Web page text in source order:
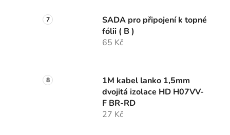
SADA pro připojení k topné
fólii ( B )
65 Kč
1M kabel lanko 1,5mm
dvojitá izolace HD H07VV-
F BR-RD
27 Kč